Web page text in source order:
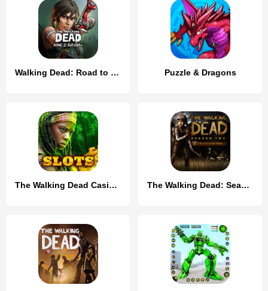
Walking Dead: Road to Survival Puzzle & Dragons
The Walking Dead Casino Slots The Walking Dead: Season Two